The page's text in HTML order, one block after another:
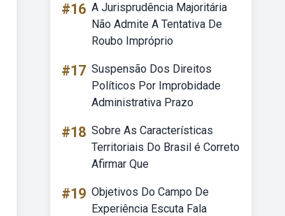
#16 A Jurisprudência Majoritária
Não Admite A Tentativa De
Roubo Impróprio
#17 Suspensão Dos Direitos
Políticos Por Improbidade
Administrativa Prazo
#18 Sobre As Características
Territoriais Do Brasil é Correto
Afirmar Que
#19 Objetivos Do Campo De
Experiência Escuta Fala